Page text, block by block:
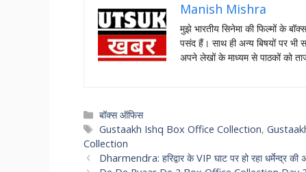
Manish Mishra
मुझे भारतीय सिनेमा की फिल्मों के
पसंद हैं। साथ ही अन्य बिषयों पर भी
अपने लेखों के माध्यम से पाठकों को
Categories
बॉक्स ऑफिस
Tags
Gustaakh Ishq Box Office Collection,
Collection
Dharmendra: हरिद्वार के VIP घाट पर हो रहा धर्मेन्द्र